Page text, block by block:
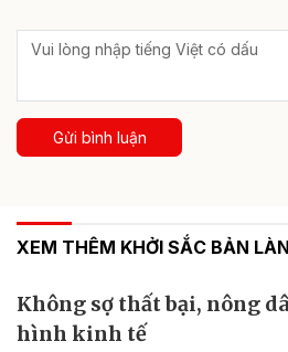
Gửi bình luận
XEM THÊM KHỞI SẮC BẢN
Không sợ thất bại, nông
hình kinh tế